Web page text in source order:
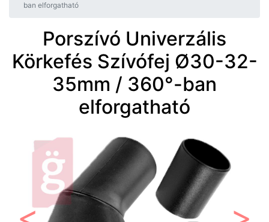
ban elforgatható
Porszívó Univerzális
Körkefés Szívófej Ø30-32-
35mm / 360°-ban
elforgatható